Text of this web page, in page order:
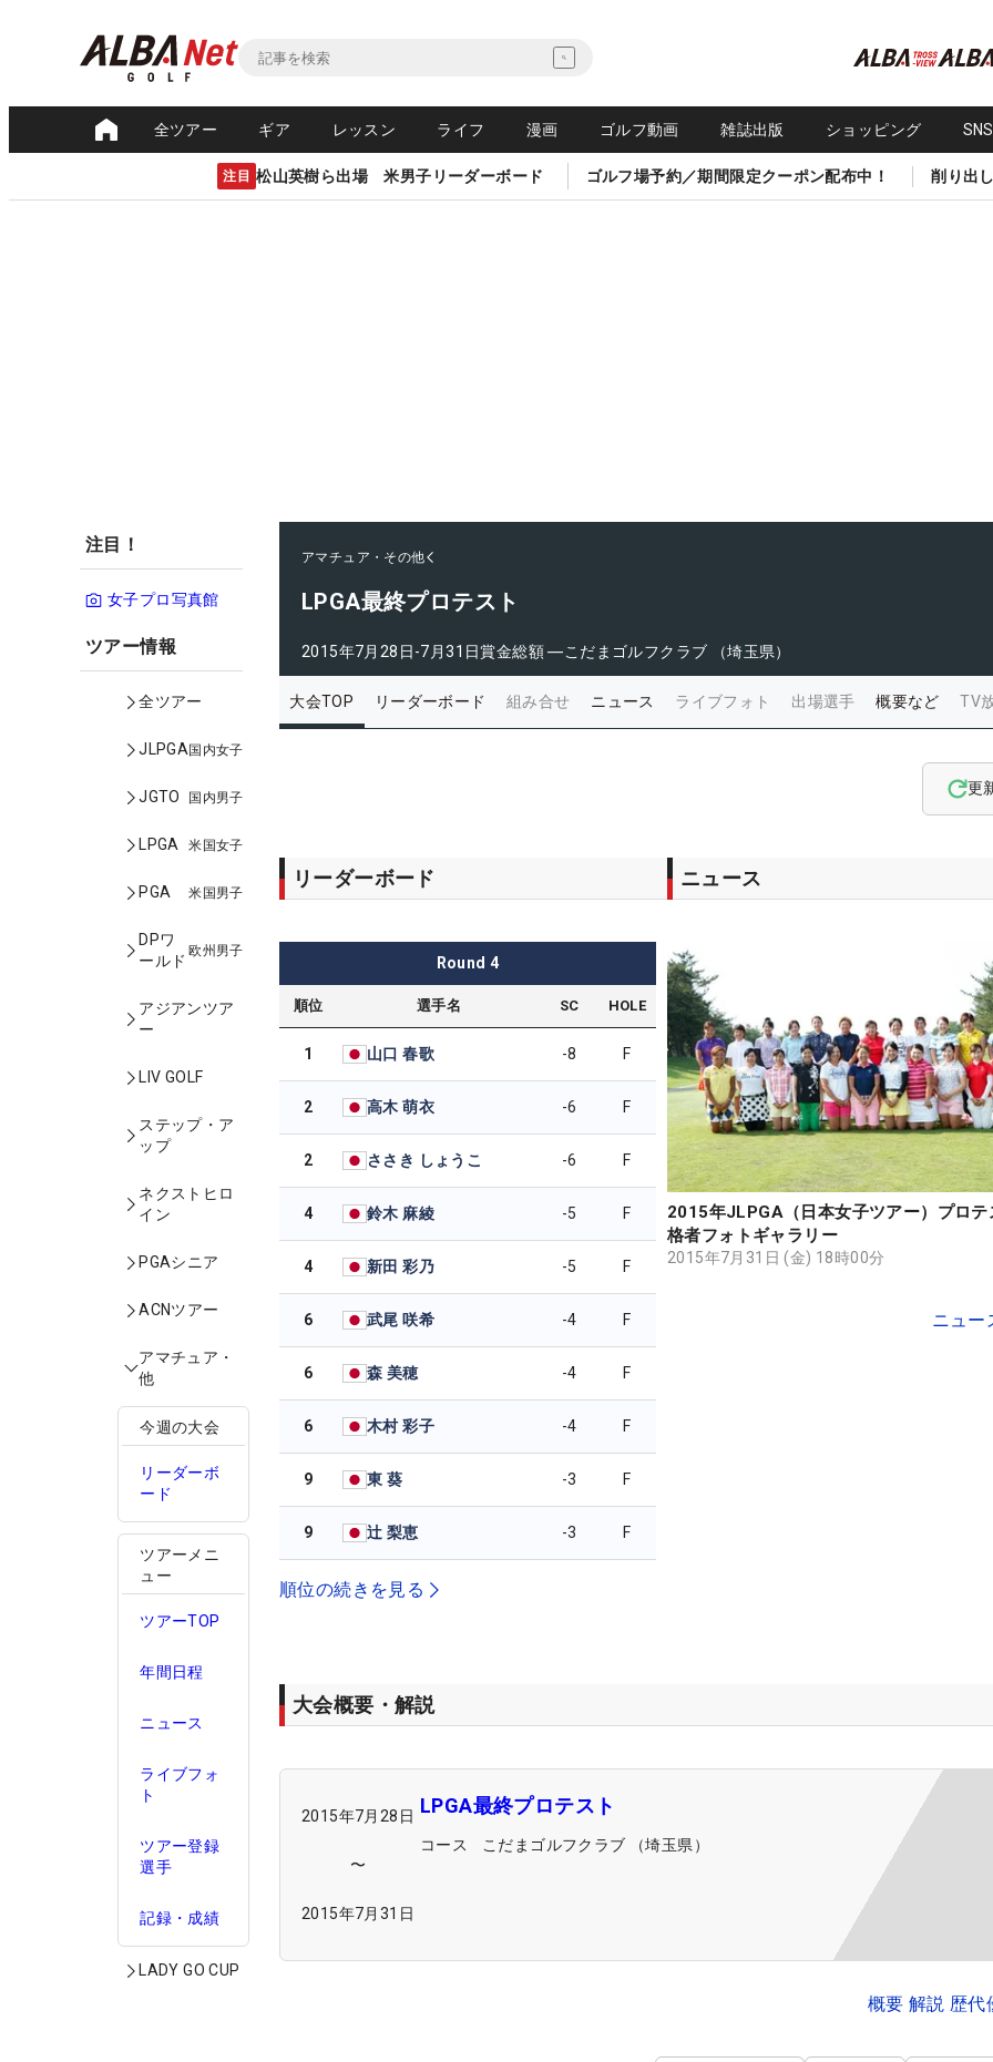
全ツアー ギア レッスン ライフ 漫画 ゴルフ動画 雑誌出版 ショッピング
注目 松山英樹ら出場 米男子リーダーボード ゴルフ場予約／期間限定クーポン配布中！ 削り出
注目！
女子プロ写真館
ツアー情報
全ツアー
JLPGA国内女子
JGTO 国内男子
LPGA 米国女子
PGA 米国男子
DPワ
ールド
欧州男子
アジアンツア
ー
LIV GOLF
ステップ・ア
ップ
ネクストヒロ
イン
PGAシニア
ACNツアー
アマチュア・
他
今週の大会
リーダーボ
ード
ツアーメニ
ュー
ツアーTOP
年間日程
ニュース
ライブフォ
ト
ツアー登録
選手
記録・成績
LADY GO CUP
アマチュア・その他
LPGA最終プロテスト
2015年7月28日-7月31日賞金総額 ―こだまゴルフクラブ （埼玉県）
大会TOP リーダーボード 組み合せ ニュース ライブフォト 出場選手 概要など TV
更
リーダーボード
Round 4
順位 選手名 SC HOLE
1 山口 春歌 -8 F
2 高木 萌衣 -6 F
2 ささき しょうこ -6 F
4 鈴木 麻綾 -5 F
4 新田 彩乃 -5 F
6 武尾 咲希 -4 F
6 森 美穂 -4 F
6 木村 彩子 -4 F
9 東 葵 -3 F
9 辻 梨恵 -3 F
順位の続きを見る
ニュース
2015年JLPGA（日本女子ツアー）プロテ
格者フォトギャラリー
2015年7月31日 (金) 18時00分
ニュー
大会概要・解説
2015年7月28日
〜
2015年7月31日
LPGA最終プロテスト
コース こだまゴルフクラブ （埼玉県）
概要 解説 歴代